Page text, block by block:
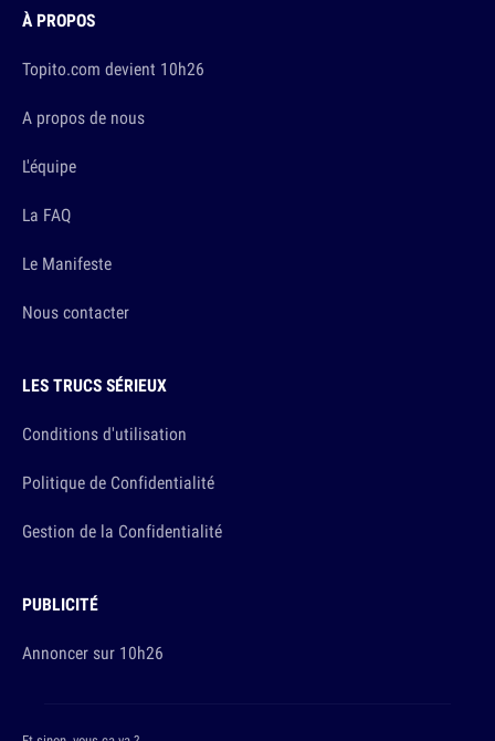
À PROPOS
Topito.com devient 10h26
A propos de nous
L'équipe
La FAQ
Le Manifeste
Nous contacter
LES TRUCS SÉRIEUX
Conditions d'utilisation
Politique de Confidentialité
Gestion de la Confidentialité
PUBLICITÉ
Annoncer sur 10h26